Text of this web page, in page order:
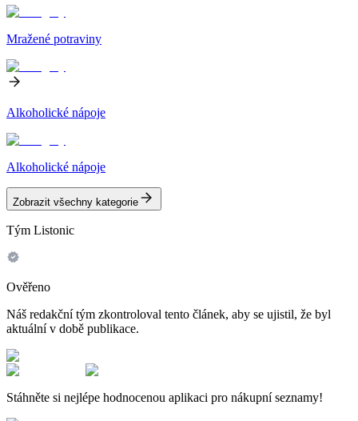
Mražené potraviny
Alkoholické nápoje
Alkoholické nápoje
Zobrazit všechny kategorie
Tým Listonic
Ověřeno
Náš redakční tým zkontroloval tento článek, aby se ujistil, že byl
aktuální v době publikace.
Stáhněte si nejlépe hodnocenou aplikaci pro nákupní seznamy!